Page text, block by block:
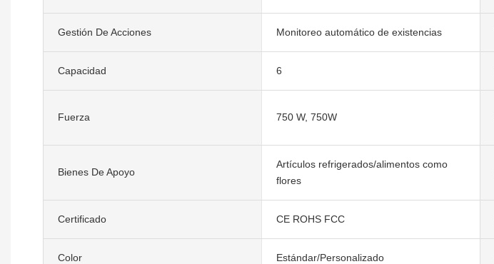
Gestión De Acciones Monitoreo automático de existencias
Capacidad 6
Fuerza 750 W, 750W
Bienes De Apoyo
Artículos refrigerados/alimentos como
flores
Certificado CE ROHS FCC
Color Estándar/Personalizado